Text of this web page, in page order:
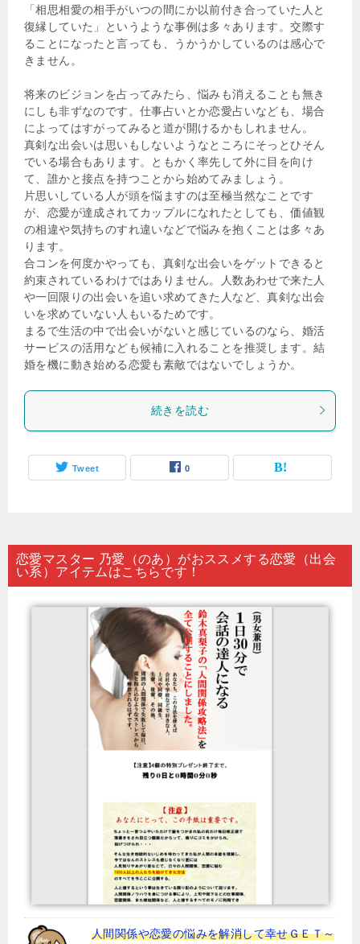
「相思相愛の相手がいつの間にか以前付き合っていた人と
復縁していた」というような事例は多々あります。交際す
ることになったと言っても、うかうかしているのは感心で
きません。
将来のビジョンを占ってみたら、悩みも消えることも無き
にしも非ずなのです。仕事占いとか恋愛占いなども、場合
によってはすがってみると道が開けるかもしれません。
真剣な出会いは思いもしないようなところにそっとひそん
でいる場合もあります。ともかく率先して外に目を向け
て、誰かと接点を持つことから始めてみましょう。
片思いしている人が頭を悩ますのは至極当然なことです
が、恋愛が達成されてカップルになれたとしても、価値観
の相違や気持ちのすれ違いなどで悩みを抱くことは多々あ
ります。
合コンを何度かやっても、真剣な出会いをゲットできると
約束されているわけではありません。人数あわせで来た人
や一回限りの出会いを追い求めてきた人など、真剣な出会
いを求めていない人もいるためです。
まるで生活の中で出会いがないと感じているのなら、婚活
サービスの活用なども候補に入れることを推奨します。結
婚を機に動き始める恋愛も素敵ではないでしょうか。
続きを読む
Tweet 0
恋愛マスター 乃愛（のあ）がおススメする恋愛（出会
い系）アイテムはこちらです！
人間関係や恋愛の悩みを解消して幸せＧＥＴ～